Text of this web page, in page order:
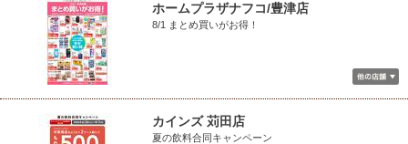
ホームプラザナフコ/豊津店
8/1 まとめ買いがお得！
カインズ 苅田店
夏の飲料合同キャンペーン